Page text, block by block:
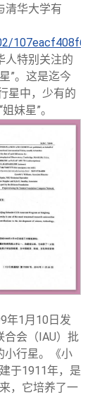
清华大学有
人特别关注的
”。这是迄今
星中，少有的
妹星”。
年1月10日发
合会（IAU）批
小行星。《小
于1911年，是
，它培养了一